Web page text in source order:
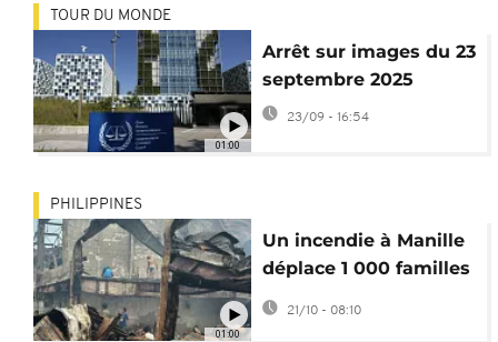
01:00
TOUR DU MONDE
Arrêt sur images du 23
septembre 2025
23/09 - 16:54
01:00
PHILIPPINES
Un incendie à Manille
déplace 1 000 familles
et détruit plusieurs
maisons
21/10 - 08:10